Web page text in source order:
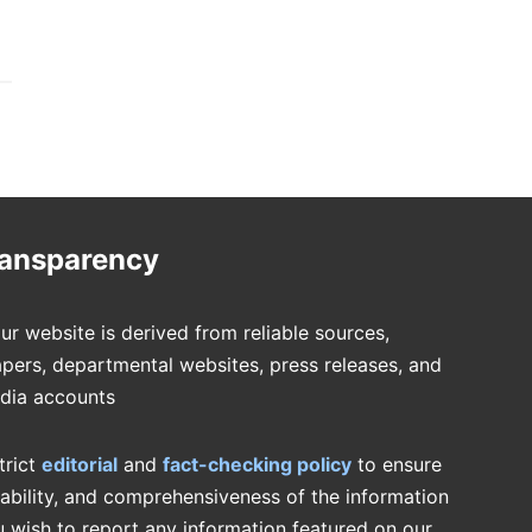
website is derived from reliable sources,
departmental websites, press releases, and
accounts
editorial and fact-checking policy to ensure
and comprehensiveness of the information